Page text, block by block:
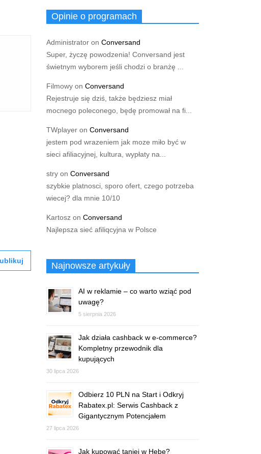
Opinie o programach
Administrator on Conversand
Super, życzę powodzenia! Conversand jest
świetnym wyborem jeśli chodzi o branżę ...
Filmowy on Conversand
Rejestruje się dziś, także będziesz miał
mocnego poleconego, będę promował na fi...
TWplayer on Conversand
jestem pod wrazeniem jak moze miło być w
sieci afiliacyjnej, kultura, wypłaty na...
stry on Conversand
szybkie platnosci, sporo ofert, czego potrzeba
wiecej? dla mnie 10/10
Kartosz on Conversand
Najlepsza sieć afiliqcyjna w Polsce
Najnowsze artykuły
AI w reklamie – co warto wziąć pod
uwagę?
5 sierpnia 2026
Jak działa cashback w e-commerce?
Kompletny przewodnik dla
kupujących
30 lipca 2026
Odbierz 10 PLN na Start i Odkryj
Rabatex.pl: Serwis Cashback z
Gigantycznym Potencjałem
27 lipca 2026
Jak kupować taniej w Hebe?